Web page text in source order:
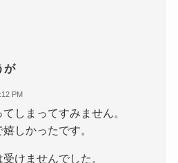
が
PM
しまってすみません。
しかったです。
けませんでした。